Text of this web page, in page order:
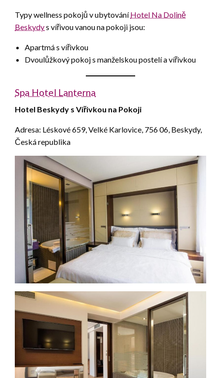
Typy wellness pokojů v ubytováníHotel Na Dolině
Beskydys vířivou vanou na pokoji jsou:
Apartmá s vířivkou
Dvoulůžkový pokoj s manželskou postelí a vířivkou
Spa Hotel Lanterna
Hotel Beskydy s Vířivkou na Pokoji
Adresa: Léskové 659, Velké Karlovice, 756 06, Beskydy,
Česká republika